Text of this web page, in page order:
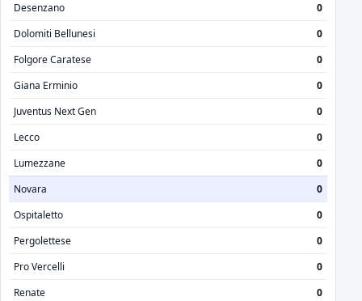
Desenzano
0
Dolomiti Bellunesi
0
Folgore Caratese
0
Giana Erminio
0
Juventus Next Gen
0
Lecco
0
Lumezzane
0
Novara
0
Ospitaletto
0
Pergolettese
0
Pro Vercelli
0
Renate
0